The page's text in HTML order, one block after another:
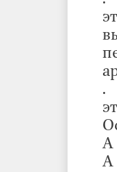
.
А
А